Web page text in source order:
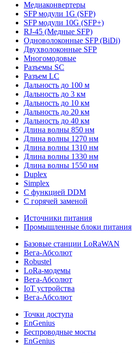
Медиаконвертеры
SFP модули 1G (SFP)
SFP модули 10G (SFP+)
RJ-45 (Медные SFP)
Одноволоконные SFP (BiDi)
Двухволоконные SFP
Многомодовые
Разъемы SC
Разъем LC
Дальность до 100 м
Дальность до 3 км
Дальность до 10 км
Дальность до 20 км
Дальность до 40 км
Длина волны 850 нм
Длина волны 1270 нм
Длина волны 1310 нм
Длина волны 1330 нм
Длина волны 1550 нм
Duplex
Simplex
С функцией DDM
С горячей заменой
Источники питания
Промышленные блоки питания
Базовые станции LoRaWAN
Вега-Абсолют
Robustel
LoRa-модемы
Вега-Абсолют
IoT устройства
Вега-Абсолют
Точки доступа
EnGenius
Беспроводные мосты
EnGenius